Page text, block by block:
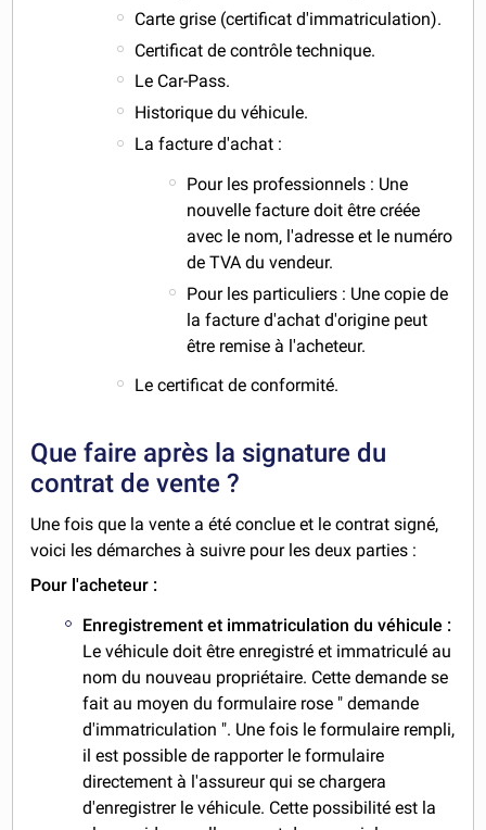
Carte grise (certificat d'immatriculation).
Certificat de contrôle technique.
Le Car-Pass.
Historique du véhicule.
La facture d'achat :
Pour les professionnels : Une
nouvelle facture doit être créée
avec le nom, l'adresse et le numéro
de TVA du vendeur.
Pour les particuliers : Une copie de
la facture d'achat d'origine peut
être remise à l'acheteur.
Le certificat de conformité.
Que faire après la signature du
contrat de vente ?
Une fois que la vente a été conclue et le contrat signé,
voici les démarches à suivre pour les deux parties :
Pour l'acheteur :
Enregistrement et immatriculation du véhicule :
Le véhicule doit être enregistré et immatriculé au
nom du nouveau propriétaire. Cette demande se
fait au moyen du formulaire rose " demande
d'immatriculation ". Une fois le formulaire rempli,
il est possible de rapporter le formulaire
directement à l'assureur qui se chargera
d'enregistrer le véhicule. Cette possibilité est la